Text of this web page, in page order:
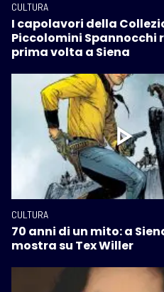
CULTURA
I capolavori della
Piccolomini Spannocchi
prima volta a Siena
CULTURA
70 anni di un mito: a
mostra su Tex Willer